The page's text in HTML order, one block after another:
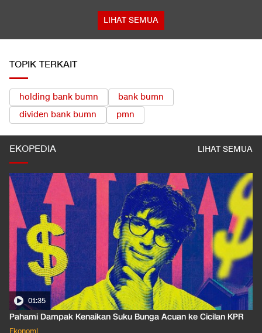
LIHAT SEMUA
TOPIK TERKAIT
holding bank bumn
bank bumn
dividen bank bumn
pmn
EKOPEDIA LIHAT SEMUA
01:35
Pahami Dampak Kenaikan Suku Bunga Acuan ke Cicilan KPR